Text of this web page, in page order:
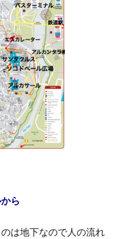
ら
は地下なので人の流れ